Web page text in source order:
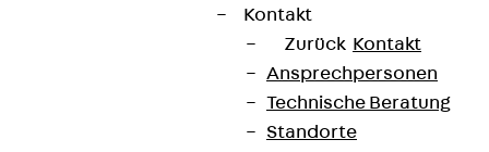
Kontakt
Zurück Kontakt
Ansprechpersonen
Technische Beratung
Standorte